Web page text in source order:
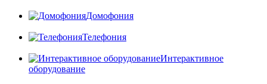
Домофония
Телефония
Интерактивное
оборудование